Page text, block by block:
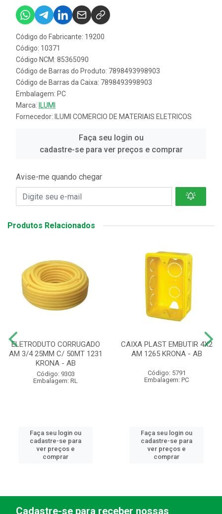
Código do Fabricante: 19200
Código: 10371
Código NCM: 85365090
Código de Barras do Produto: 7898493998903
Código de Barras da Caixa: 7898493998903
Embalagem: PC
Marca: ILUMI
Fornecedor:
ILUMI COMERCIO DE MATERIAIS ELETRICOS
Faça seu login ou
cadastre-se para ver preços e comprar
Avise-me quando chegar
Produtos Relacionados
ELETRODUTO CORRUGADO
AM 3/4 25MM C/ 50MT 1231
KRONA - AB
Código: 9303
Embalagem: RL
Faça seu login ou
cadastre-se para
ver preços e
comprar
CAIXA PLAST EMBUTIR 4X2
AM 1265 KRONA - AB
Código: 5791
Embalagem: PC
Faça seu login ou
cadastre-se para
ver preços e
comprar
Cadastre-se para receber nossas